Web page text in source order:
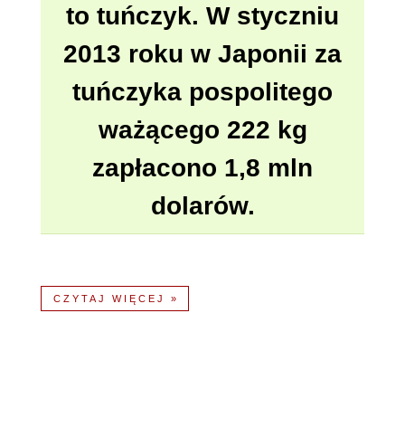
to tuńczyk. W styczniu
2013 roku w Japonii za
tuńczyka pospolitego
ważącego 222 kg
zapłacono 1,8 mln
dolarów.
CZYTAJ WIĘCEJ »